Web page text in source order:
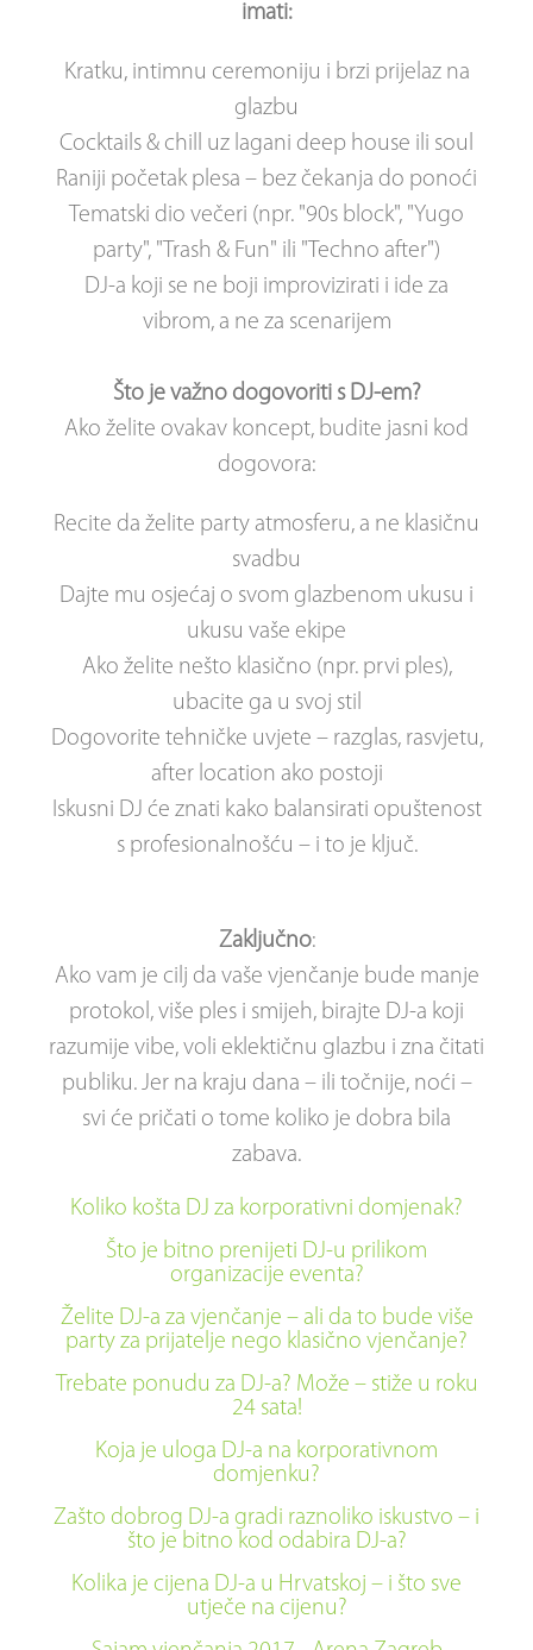
imati:
Kratku, intimnu ceremoniju i brzi prijelaz na
glazbu
Cocktails & chill uz lagani deep house ili soul
Raniji početak plesa – bez čekanja do ponoći
Tematski dio večeri (npr. "90s block", "Yugo
party", "Trash & Fun" ili "Techno after")
DJ-a koji se ne boji improvizirati i ide za
vibrom, a ne za scenarijem
Što je važno dogovoriti s DJ-em?
Ako želite ovakav koncept, budite jasni kod
dogovora:
Recite da želite party atmosferu, a ne klasičnu
svadbu
Dajte mu osjećaj o svom glazbenom ukusu i
ukusu vaše ekipe
Ako želite nešto klasično (npr. prvi ples),
ubacite ga u svoj stil
Dogovorite tehničke uvjete – razglas, rasvjetu,
after location ako postoji
Iskusni DJ će znati kako balansirati opuštenost
s profesionalnošću – i to je ključ.
Zaključno:
Ako vam je cilj da vaše vjenčanje bude manje
protokol, više ples i smijeh, birajte DJ-a koji
razumije vibe, voli eklektičnu glazbu i zna čitati
publiku. Jer na kraju dana – ili točnije, noći –
svi će pričati o tome koliko je dobra bila
zabava.
Koliko košta DJ za korporativni domjenak?
Što je bitno prenijeti DJ-u prilikom
organizacije eventa?
Želite DJ-a za vjenčanje – ali da to bude više
party za prijatelje nego klasično vjenčanje?
Trebate ponudu za DJ-a? Može – stiže u roku
24 sata!
Koja je uloga DJ-a na korporativnom
domjenku?
Zašto dobrog DJ-a gradi raznoliko iskustvo – i
što je bitno kod odabira DJ-a?
Kolika je cijena DJ-a u Hrvatskoj – i što sve
utječe na cijenu?